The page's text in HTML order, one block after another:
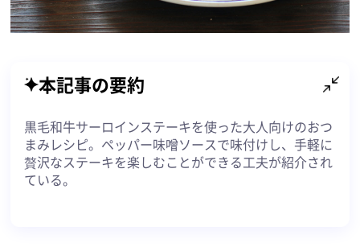
本記事の要約
黒毛和牛サーロインステーキを使った大人向けのおつ
まみレシピ。ペッパー味噌ソースで味付けし、手軽に
贅沢なステーキを楽しむことができる工夫が紹介され
ている。